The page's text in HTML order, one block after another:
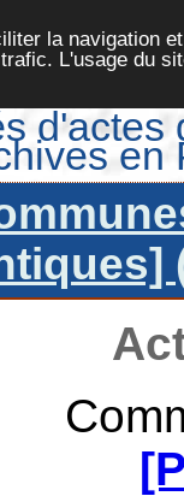
la navigation
L'usage du
d'actes
en